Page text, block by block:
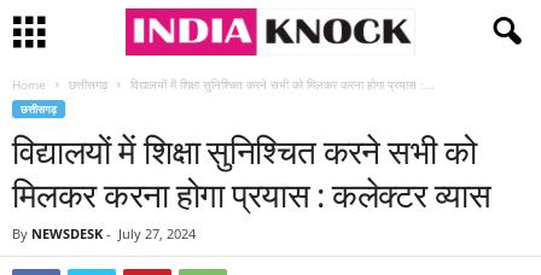
Home छत्तीसगढ़ विद्यालयों में शिक्षा सुनिश्चित करने सभी को मिलकर करना होगा प्रयास :...
छत्तीसगढ़
विद्यालयों में शिक्षा सुनिश्चित करने सभी को
मिलकर करना होगा प्रयास : कलेक्टर व्यास
By NEWSDESK - July 27, 2024